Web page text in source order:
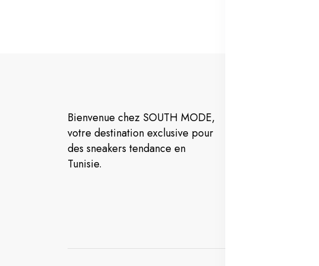
Bienvenue chez SOUTH MODE,
votre destination exclusive pour
des sneakers tendance en
Tunisie.